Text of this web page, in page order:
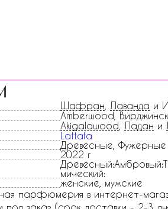
Шафран Лаванда и
Amberwood,
Akigalawood Ладан и
Lattafa
Древесные, Фужерные
2022 г
мический:
женские, мужские
парфюмерия в интернет-